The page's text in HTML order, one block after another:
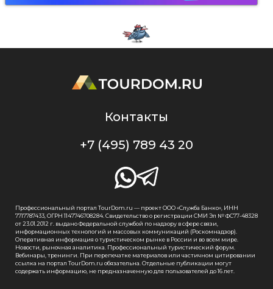
Контакты
+7 (495) 789 43 20
Профессиональный портал TourDom.ru — проект ООО «Служба Банко», ИНН
7717787433, ОГРН 1147746708284. Свидетельство о регистрации СМИ Эл № ФС77-48328
от 23.01.2012 г. выдано Федеральной службой по надзору в сфере связи,
информационных технологий и массовых коммуникаций (Роскомнадзор).
Оперативная информация о туристическом рынке в России и во всем мире.
Новости, рыночная аналитика. Профессиональный туристический форум.
Вебинары, тренинги. При перепечатке материалов или частичном цитировании
ссылка на портал TourDom.ru обязательна. Отдельные публикации могут
содержать информацию, не предназначенную для пользователей до 16 лет.